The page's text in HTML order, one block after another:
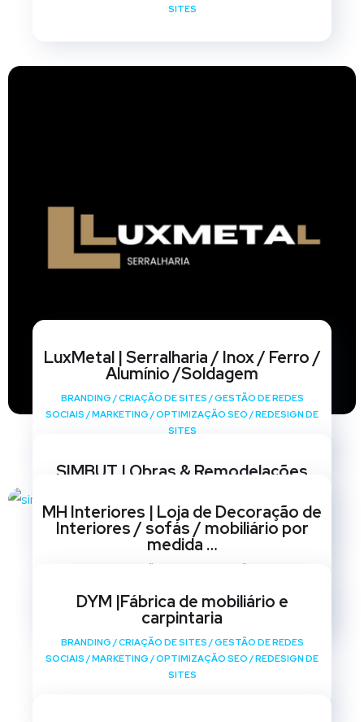
SITES
LuxMetal | Serralharia / Inox / Ferro /
Alumínio /Soldagem
BRANDING /CRIAÇÃO DE SITES /GESTÃO DE REDES
SOCIAIS /MARKETING /OPTIMIZAÇÃO SEO /REDESIGN DE
SITES
SIMBUT | Obras & Remodelações
SOCIAIS /MARKETING OPTIMIZAÇÃO SEO/ REDESIGN DE
SITES
MH Interiores | Loja de Decoração de
Interiores / sofás / mobiliário por
medida …
SITES
DYM |Fábrica de mobiliário e
carpintaria
BRANDING /CRIAÇÃO DE SITES /GESTÃO DE REDES
SOCIAIS /MARKETING /OPTIMIZAÇÃO SEO /REDESIGN DE
SITES